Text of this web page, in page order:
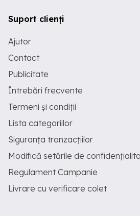
Suport clienți
Ajutor
Contact
Publicitate
Întrebări frecvente
Termeni și condiții
Lista categoriilor
Siguranța tranzacțiilor
Modifică setările de
Regulament Campanie
Livrare cu verificare colet